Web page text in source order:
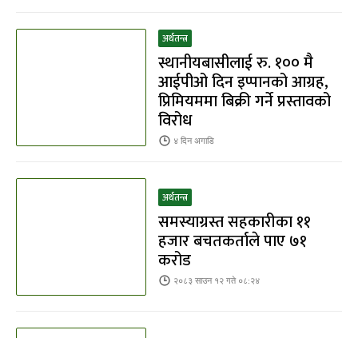
अर्थतन्त्र
स्थानीयबासीलाई रु. १०० मै
आईपीओ दिन इप्पानको आग्रह,
प्रिमियममा बिक्री गर्ने प्रस्तावको
विरोध
४ दिनअगाडि
अर्थतन्त्र
समस्याग्रस्त सहकारीका ११
हजार बचतकर्ताले पाए ७१
करोड
२०८३ साउन १२ गते ०८:२४